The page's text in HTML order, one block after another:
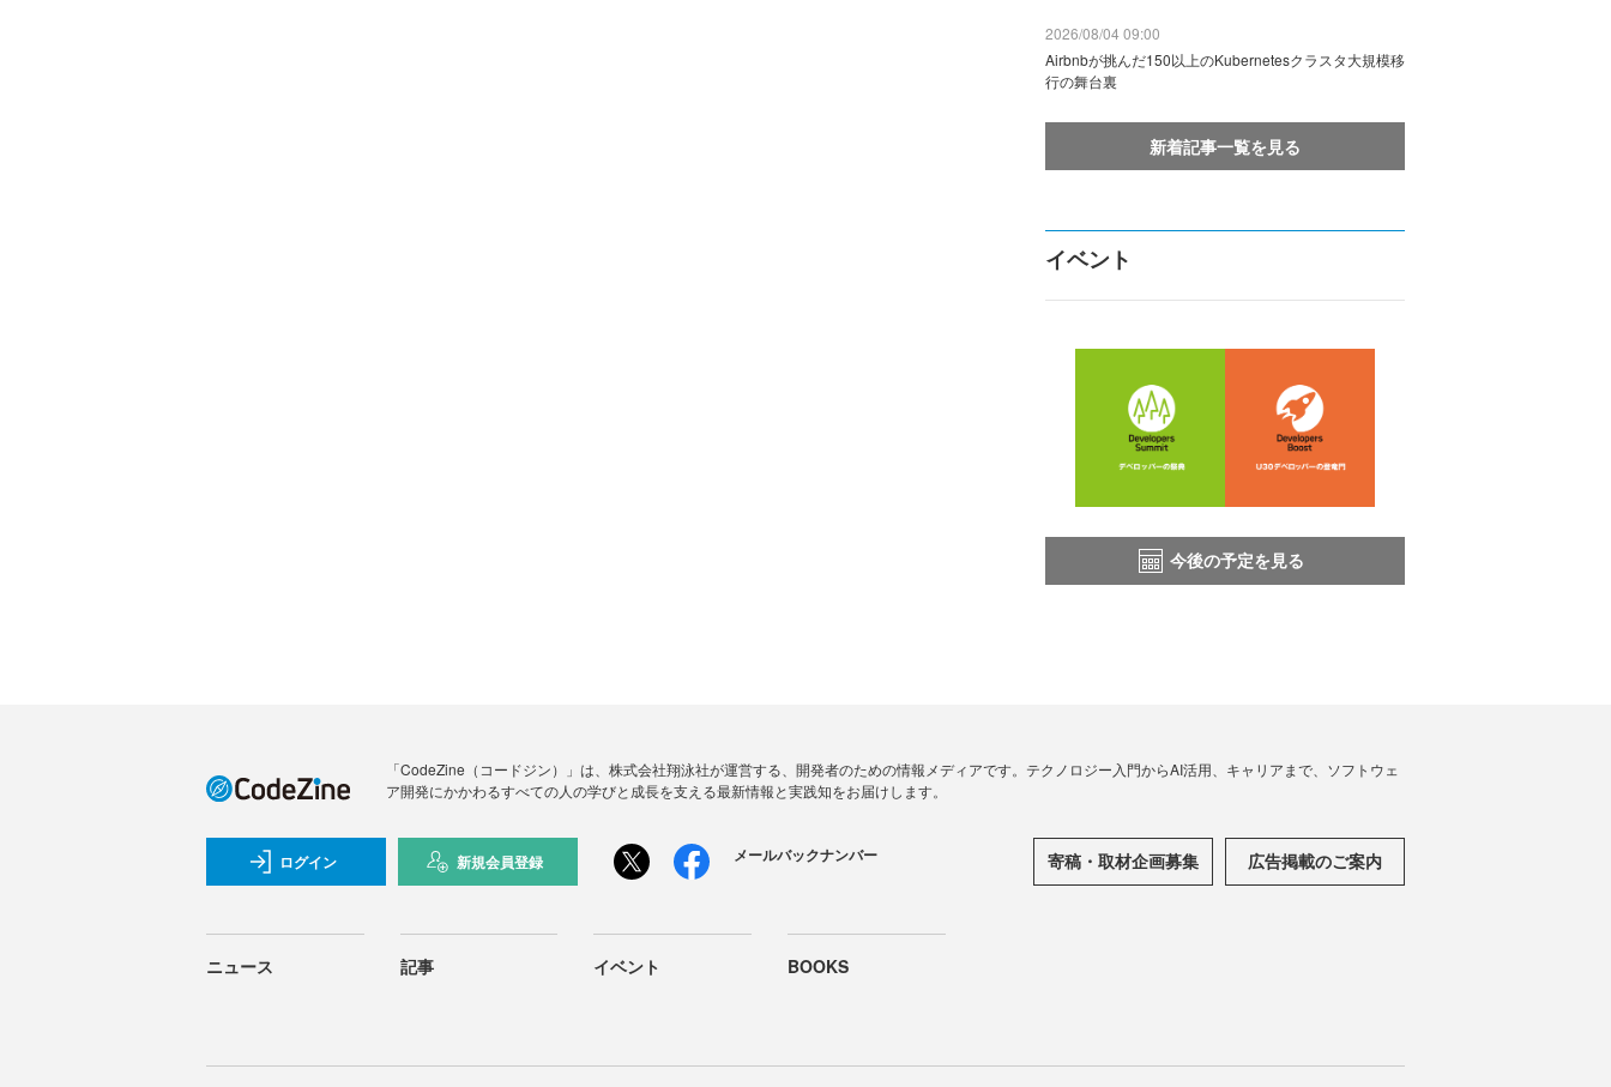
2026/08/04 09:00
Airbnbが挑んだ150以上のKubernetesクラスタ大規模移
行の舞台裏
新着記事一覧を見る
イベント
今後の予定を見る
「CodeZine（コードジン）」は、株式会社翔泳社が運営する、開発者のための情報メディアです。テクノロジー入門からAI活用、キャリアまで、ソフトウェ
ア開発にかかわるすべての人の学びと成長を支える最新情報と実践知をお届けします。
ログイン 新規会員登録 メールバックナンバー 寄稿・取材企画募集 広告掲載のご案内
ニュース 記事 イベント BOOKS